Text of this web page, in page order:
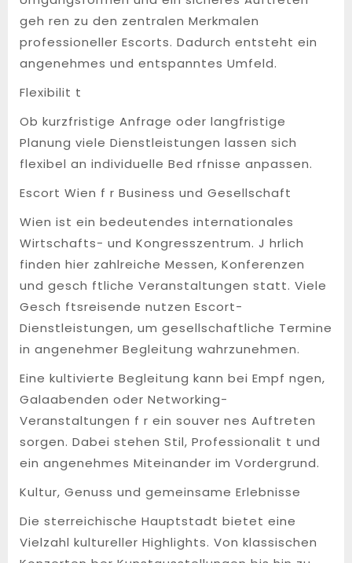
geh ren zu den zentralen Merkmalen
professioneller Escorts. Dadurch entsteht ein
angenehmes und entspanntes Umfeld.
Flexibilit t
Ob kurzfristige Anfrage oder langfristige
Planung viele Dienstleistungen lassen sich
flexibel an individuelle Bed rfnisse anpassen.
Escort Wien f r Business und Gesellschaft
Wien ist ein bedeutendes internationales
Wirtschafts- und Kongresszentrum. J hrlich
finden hier zahlreiche Messen, Konferenzen
und gesch ftliche Veranstaltungen statt. Viele
Gesch ftsreisende nutzen Escort-
Dienstleistungen, um gesellschaftliche Termine
in angenehmer Begleitung wahrzunehmen.
Eine kultivierte Begleitung kann bei Empf ngen,
Galaabenden oder Networking-
Veranstaltungen f r ein souver nes Auftreten
sorgen. Dabei stehen Stil, Professionalit t und
ein angenehmes Miteinander im Vordergrund.
Kultur, Genuss und gemeinsame Erlebnisse
Die sterreichische Hauptstadt bietet eine
Vielzahl kultureller Highlights. Von klassischen